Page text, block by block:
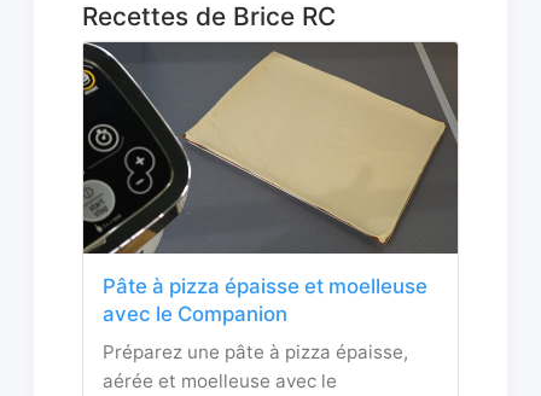
Recettes de Brice RC
Pâte à pizza épaisse et moelleuse
avec le Companion
Préparez une pâte à pizza épaisse,
aérée et moelleuse avec le